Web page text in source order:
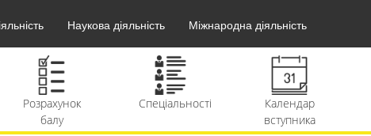
Наукова діяльність Міжнародна діяльність
Спеціальності
Календар
Протоколи
засідань